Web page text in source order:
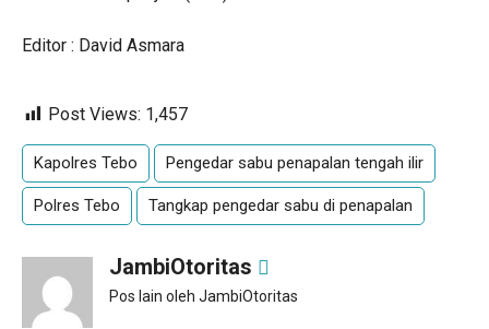
Editor : David Asmara
Post Views: 1,457
Kapolres Tebo Pengedar sabu penapalan tengah ilir
Polres Tebo Tangkap pengedar sabu di penapalan
JambiOtoritas
Pos lain oleh JambiOtoritas